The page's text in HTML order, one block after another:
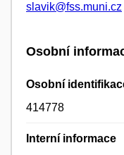
slavik@fss.muni.cz
Osobní
Osobní
414778
Interní informace